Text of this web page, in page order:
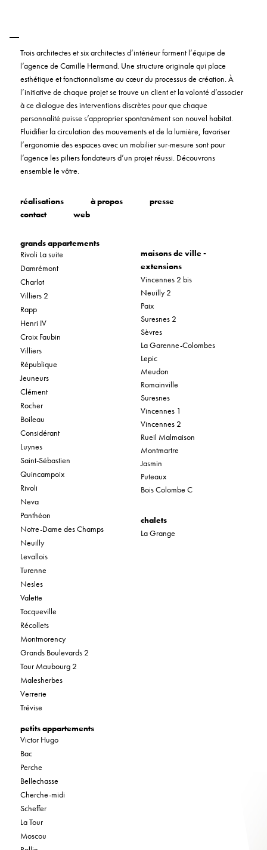
Trois architectes et six architectes d’intérieur forment l’équipe de
l’agence de Camille Hermand. Une structure originale qui place
esthétique et fonctionnalisme au cœur du processus de création. À
l’initiative de chaque projet se trouve un client et la volonté d’associer
à ce dialogue des interventions discrètes pour que chaque
personnalité puisse s’approprier spontanément son nouvel habitat.
Fluidifier la circulation des mouvements et de la lumière, favoriser
l’ergonomie des espaces avec un mobilier sur-mesure sont pour
l’agence les piliers fondateurs d’un projet réussi. Découvrons
ensemble le vôtre.
réalisations à propos
presse
contact
web
grands appartements
Rivoli La suite
Damrémont
Charlot
Villiers 2
Rapp
Henri IV
Croix Faubin
Villiers
République
Jeuneurs
Clément
Rocher
Boileau
Considérant
Luynes
Saint-Sébastien
Quincampoix
Rivoli
Neva
Panthéon
Notre-Dame des Champs
Neuilly
Levallois
Turenne
Nesles
Valette
Tocqueville
Récollets
Montmorency
Grands Boulevards 2
Tour Maubourg 2
Malesherbes
Verrerie
Trévise
petits appartements
Victor Hugo
Bac
Perche
Bellechasse
Cherche-midi
Scheffer
La Tour
Moscou
maisons de ville -
extensions
Vincennes 2 bis
Neuilly 2
Paix
Suresnes 2
Sèvres
La Garenne-Colombes
Lepic
Meudon
Romainville
Suresnes
Vincennes 1
Vincennes 2
Rueil Malmaison
Montmartre
Jasmin
Puteaux
Bois Colombe C
chalets
La Grange